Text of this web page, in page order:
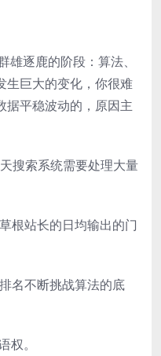
逐鹿的阶段：算法、
生巨大的变化，你很难
据平稳波动的，原因主
搜索系统需要处理大量
根站长的日均输出的门
名不断挑战算法的底
。